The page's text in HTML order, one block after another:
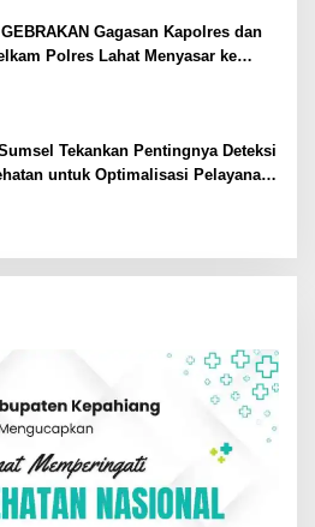
Gagasan Kapolres dan
Polres Lahat Menyasar ke
Tekankan Pentingnya Deteksi
untuk Optimalisasi Pelayanan